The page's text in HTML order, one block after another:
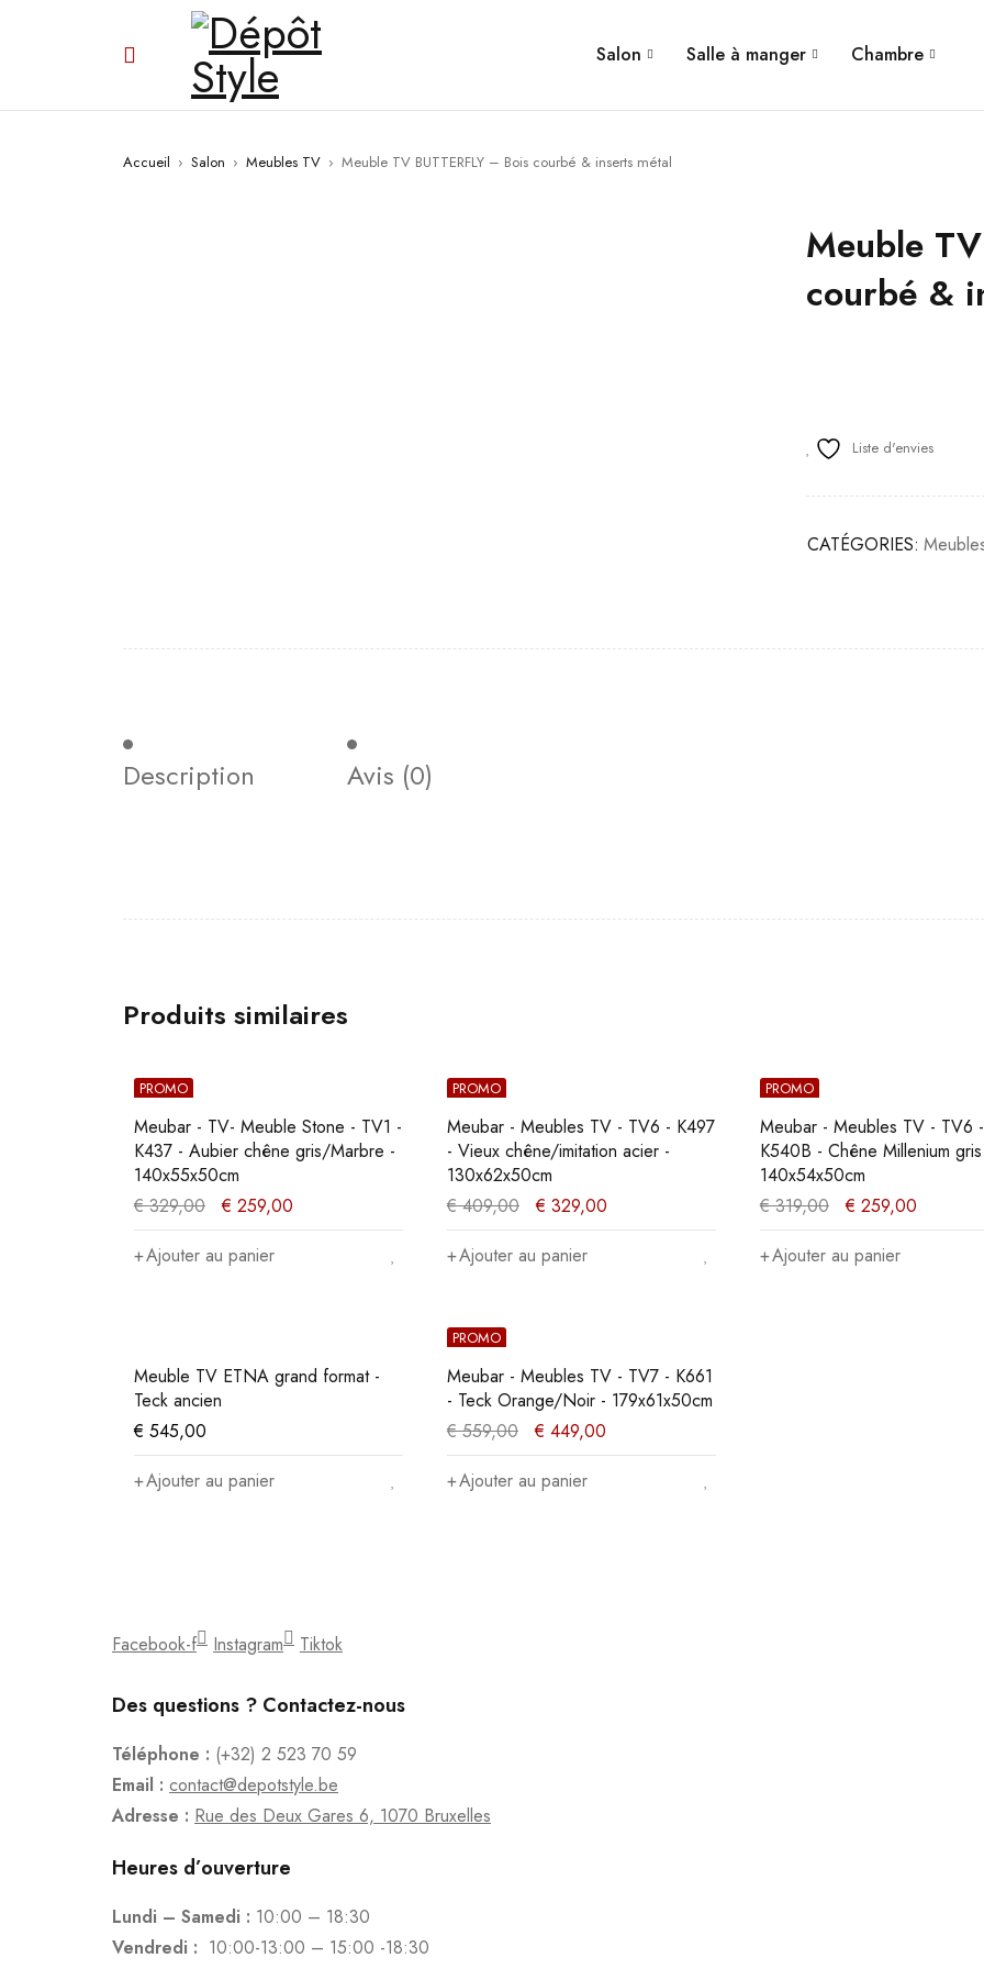
Salon Salle à manger Chambre
Accueil › Salon › Meubles TV › Meuble TV BUTTERFLY – Bois courbé & inserts métal
Meuble
courbé &
Liste d'envies
CATÉGORIES:
Description Avis (0)
Produits similaires
PROMO
Meubar - TV- Meuble Stone - TV1 -
K437 - Aubier chêne gris/Marbre -
140x55x50cm
€329,00 € 259,00
Ajouter au panier
PROMO
Meubar - Meubles TV - TV6 - K497
- Vieux chêne/imitation acier -
130x62x50cm
€409,00 € 329,00
Ajouter au panier
PROMO
Meubar - Meubles TV - TV6 -
K540B - Chêne Millenium
140x54x50cm
€319,00 € 259,00
Ajouter au panier
Meuble TV ETNA grand format -
Teck ancien
€ 545,00
Ajouter au panier
PROMO
Meubar - Meubles TV - TV7 - K661
- Teck Orange/Noir - 179x61x50cm
€559,00 € 449,00
Ajouter au panier
Facebook-f Instagram Tiktok
Des questions ? Contactez-nous
Téléphone : (+32) 2 523 70 59
Email : contact@depotstyle.be
Adresse : Rue des Deux Gares 6, 1070 Bruxelles
Heures d’ouverture
Lundi – Samedi : 10:00 – 18:30
Vendredi : 10:00-13:00 – 15:00 -18:30